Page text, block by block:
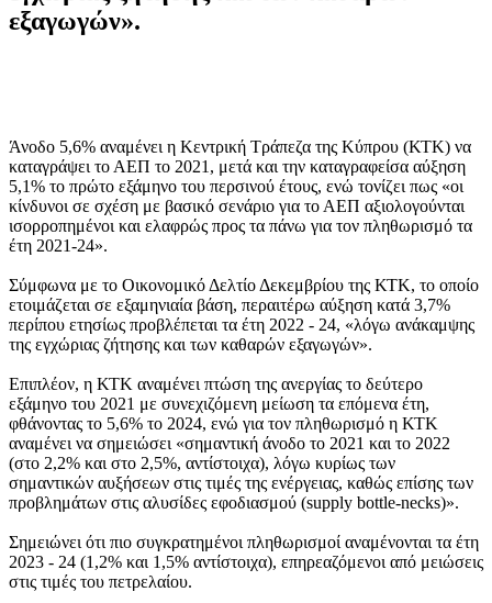
εξαγωγών».
Άνοδο 5,6% αναμένει η Κεντρική Τράπεζα της Κύπρου (ΚΤΚ) να
καταγράψει το ΑΕΠ το 2021, μετά και την καταγραφείσα αύξηση
5,1% το πρώτο εξάμηνο του περσινού έτους, ενώ τονίζει πως «οι
κίνδυνοι σε σχέση με βασικό σενάριο για το ΑΕΠ αξιολογούνται
ισορροπημένοι και ελαφρώς προς τα πάνω για τον πληθωρισμό τα
έτη 2021-24».
Σύμφωνα με το Οικονομικό Δελτίο Δεκεμβρίου της ΚΤΚ, το οποίο
ετοιμάζεται σε εξαμηνιαία βάση, περαιτέρω αύξηση κατά 3,7%
περίπου ετησίως προβλέπεται τα έτη 2022 - 24, «λόγω ανάκαμψης
της εγχώριας ζήτησης και των καθαρών εξαγωγών».
Επιπλέον, η ΚΤΚ αναμένει πτώση της ανεργίας το δεύτερο
εξάμηνο του 2021 με συνεχιζόμενη μείωση τα επόμενα έτη,
φθάνοντας το 5,6% το 2024, ενώ για τον πληθωρισμό η ΚΤΚ
αναμένει να σημειώσει «σημαντική άνοδο το 2021 και το 2022
(στο 2,2% και στο 2,5%, αντίστοιχα), λόγω κυρίως των
σημαντικών αυξήσεων στις τιμές της ενέργειας, καθώς επίσης των
προβλημάτων στις αλυσίδες εφοδιασμού (supply bottle-necks)».
Σημειώνει ότι πιο συγκρατημένοι πληθωρισμοί αναμένονται τα έτη
2023 - 24 (1,2% και 1,5% αντίστοιχα), επηρεαζόμενοι από μειώσεις
στις τιμές του πετρελαίου.